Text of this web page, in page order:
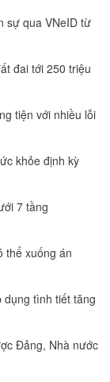
sự qua VNeID từ
đai tới 250 triệu
tiện với nhiều lỗi
khỏe định kỳ
7 tầng
thể xuống án
dụng tình tiết tăng
Đảng, Nhà nước